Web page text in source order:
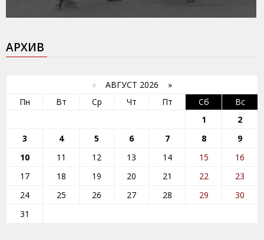
АРХИВ
« АВГУСТ 2026 »
Пн
Вт Ср Чт Пт Сб
Вс
1
2
3
4 5 6 7 8
9
10
11 12 13 14 15
16
17
18 19 20 21 22
23
24
25 26 27 28 29
30
31